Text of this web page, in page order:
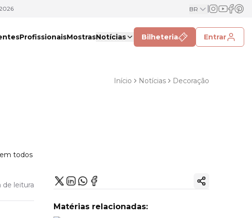
BR
ProfissionaisMostrasNotícias Bilheteria Entrar
Início Notícias Decoração
todos
de leitura Copiar link
Matérias relacionadas: